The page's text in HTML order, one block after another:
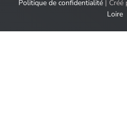
Politique de confidentialité| Créé
Loire